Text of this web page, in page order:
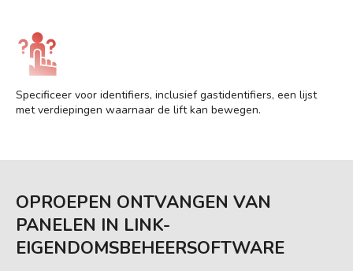
Specificeer voor identifiers, inclusief gastidentifiers, een lijst
met verdiepingen waarnaar de lift kan bewegen.
OPROEPEN ONTVANGEN VAN
PANELEN IN LINK-
EIGENDOMSBEHEERSOFTWARE